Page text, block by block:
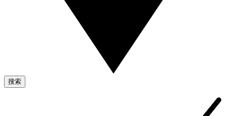
搜索